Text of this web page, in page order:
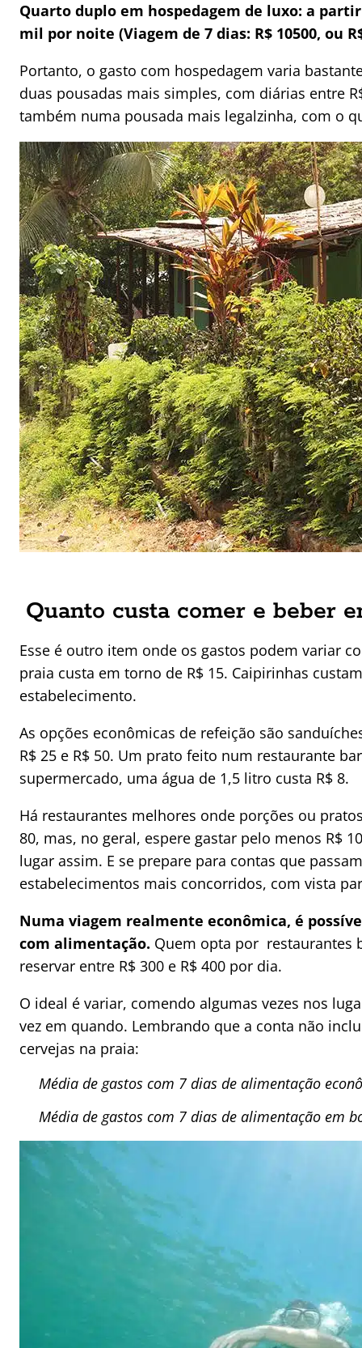
Quarto duplo em hospedagem de luxo: a partir
mil por noite (Viagem de 7 dias: R$ 10500, ou
Portanto, o gasto com hospedagem varia
duas pousadas mais simples, com diárias entre
também numa pousada mais legalzinha, com o
Quanto custa comer e beber
Esse é outro item onde os gastos podem variar
praia custa em torno de R$ 15. Caipirinhas
estabelecimento.
As opções econômicas de refeição são
R$ 25 e R$ 50. Um prato feito num restaurante
supermercado, uma água de 1,5 litro custa R$ 8.
Há restaurantes melhores onde porções ou
80, mas, no geral, espere gastar pelo menos R$
lugar assim. E se prepare para contas que
estabelecimentos mais concorridos, com vista
Numa viagem realmente econômica, é
com alimentação. Quem opta por restaurantes
reservar entre R$ 300 e R$ 400 por dia.
O ideal é variar, comendo algumas vezes nos
vez em quando. Lembrando que a conta não
cervejas na praia:
Média de gastos com 7 dias de alimentação
Média de gastos com 7 dias de alimentação em